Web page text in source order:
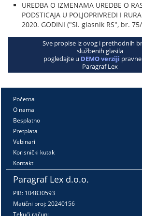
UREDBA O IZMENAMA UREDBE O
PODSTICAJA U POLJOPRIVREDI I
2020. GODINI ("Sl. glasnik RS", br.
Sve propise iz ovog i prethodnih
službenih glasila
pogledajte u DEMO verziji
Paragraf Lex
Početna
O nama
Besplatno
Pretplata
Vebinari
Korisnički kutak
Kontakt
Paragraf Lex d.o.o.
PIB: 104830593
Matični broj: 20240156
Tekući račun: